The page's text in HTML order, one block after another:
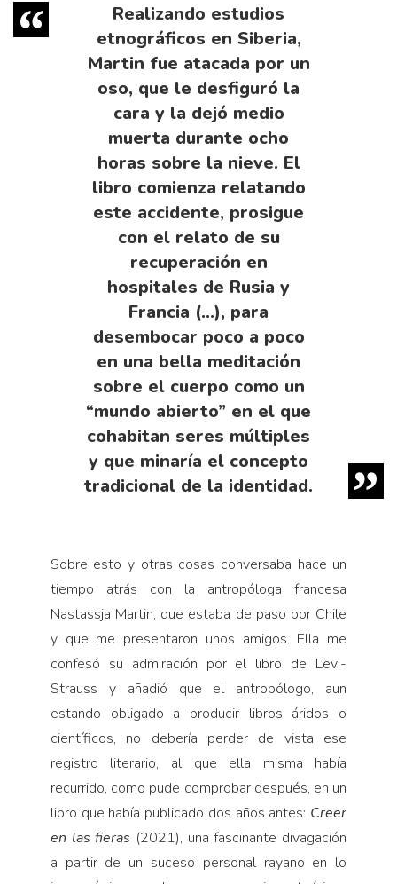
Realizando estudios
etnográficos en Siberia,
Martin fue atacada por un
oso, que le desfiguró la
cara y la dejó medio
muerta durante ocho
horas sobre la nieve. El
libro comienza relatando
este accidente, prosigue
con el relato de su
recuperación en
hospitales de Rusia y
Francia (…), para
desembocar poco a poco
en una bella meditación
sobre el cuerpo como un
“mundo abierto” en el que
cohabitan seres múltiples
y que minaría el concepto
tradicional de la identidad.
Sobre esto y otras cosas conversaba hace un
tiempo atrás con la antropóloga francesa
Nastassja Martin, que estaba de paso por Chile
y que me presentaron unos amigos. Ella me
confesó su admiración por el libro de Levi-
Strauss y añadió que el antropólogo, aun
estando obligado a producir libros áridos o
científicos, no debería perder de vista ese
registro literario, al que ella misma había
recurrido, como pude comprobar después, en un
libro que había publicado dos años antes: Creer
en las fieras (2021), una fascinante divagación
a partir de un suceso personal rayano en lo